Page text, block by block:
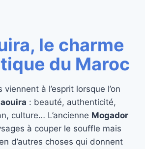
le charme
du Maroc
à l’esprit lorsque l’on
: beauté, authenticité,
culture… L’ancienne Mogador
à couper le souffle mais
d’autres choses qui donnent